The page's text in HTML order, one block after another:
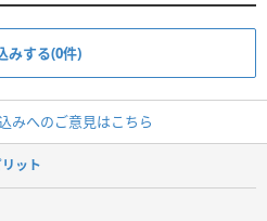
みする(0件)
みへのご意見はこちら
ット